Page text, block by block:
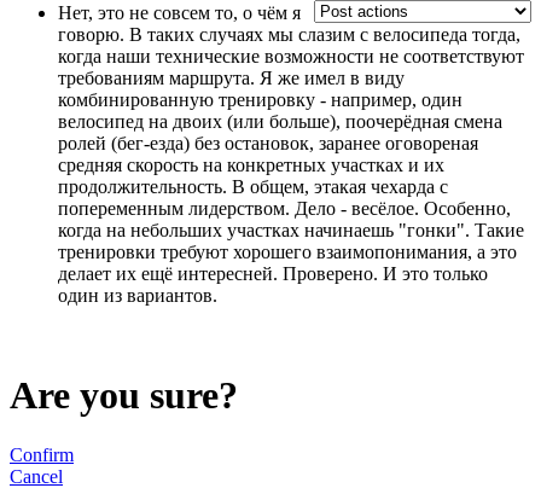
Нет, это не совсем то, о чём я
говорю. В таких случаях мы слазим с велосипеда тогда,
когда наши технические возможности не соответствуют
требованиям маршрута. Я же имел в виду
комбинированную тренировку - например, один
велосипед на двоих (или больше), поочерёдная смена
ролей (бег-езда) без остановок, заранее оговореная
средняя скорость на конкретных участках и их
продолжительность. В общем, этакая чехарда с
попеременным лидерством. Дело - весёлое. Особенно,
когда на небольших участках начинаешь "гонки". Такие
тренировки требуют хорошего взаимопонимания, а это
делает их ещё интересней. Проверено. И это только
один из вариантов.
Are you sure?
Confirm
Cancel